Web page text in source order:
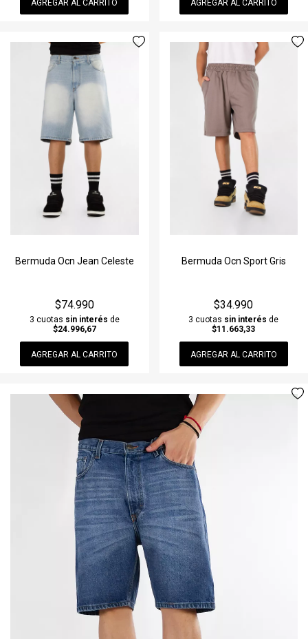
AGREGAR AL CARRITO AGREGAR AL CARRITO
Bermuda Ocn Jean Celeste
$74.990
3 cuotas sin interés de
$24.996,67
AGREGAR AL CARRITO
Bermuda Ocn Sport Gris
$34.990
3 cuotas sin interés de
$11.663,33
AGREGAR AL CARRITO